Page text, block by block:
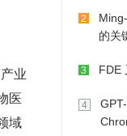
业
医
域
2
的关
3 FDE
4